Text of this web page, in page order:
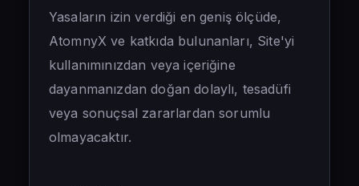
Yasaların izin verdiği en geniş ölçüde,
AtomnyX ve katkıda bulunanları, Site'yi
kullanımınızdan veya içeriğine
dayanmanızdan doğan dolaylı, tesadüfi
veya sonuçsal zararlardan sorumlu
olmayacaktır.